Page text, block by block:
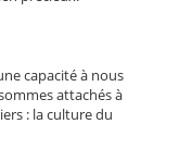
capacité à nous
attachés à
: la culture du